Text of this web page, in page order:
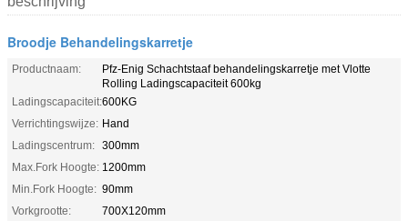
Broodje Behandelingskarretje
Productnaam:
Pfz-Enig Schachtstaaf behandelingskarretje met Vlotte
Rolling Ladingscapaciteit 600kg
Ladingscapaciteit:600KG
Verrichtingswijze: Hand
Ladingscentrum: 300mm
Max.Fork Hoogte: 1200mm
Min.Fork Hoogte: 90mm
Vorkgrootte:
700X120mm